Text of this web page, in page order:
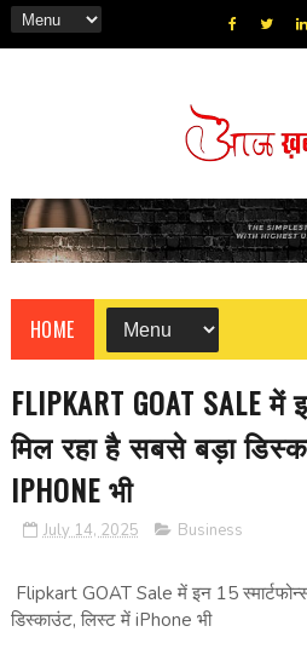
HOME
FLIPKART GOAT SALE
मिल रहा है सबसे बड़ा
IPHONE भी
July 14, 2025 Business
Flipkart GOAT Sale में इन 15
डिस्काउंट, लिस्ट में iPhone भी